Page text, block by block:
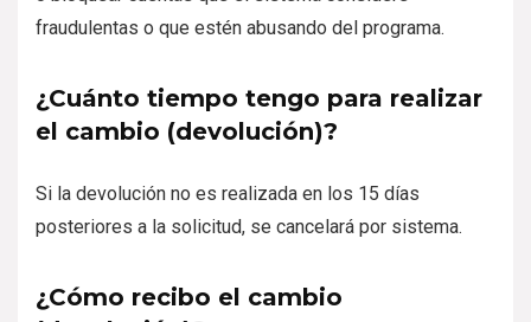
fraudulentas o que estén abusando del programa.
¿Cuánto tiempo tengo para realizar
el cambio (devolución)?
Si la devolución no es realizada en los 15 días
posteriores a la solicitud, se cancelará por sistema.
¿Cómo recibo el cambio